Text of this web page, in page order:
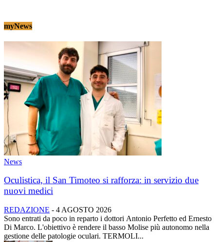
myNews
News
Oculistica, il San Timoteo si rafforza: in servizio due
nuovi medici
REDAZIONE - 4 AGOSTO 2026
Sono entrati da poco in reparto i dottori Antonio Perfetto ed Ernesto
Di Marco. L'obiettivo è rendere il basso Molise più autonomo nella
gestione delle patologie oculari. TERMOLI...